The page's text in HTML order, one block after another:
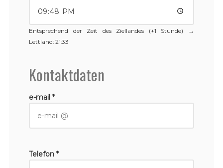
Entsprechend der Zeit des Ziellandes (+1 Stunde) →
Lettland: 21:33
Kontaktdaten
e-mail *
Telefon *